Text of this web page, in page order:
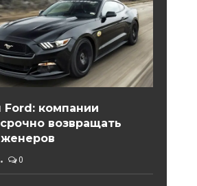
компании
возвращать
0